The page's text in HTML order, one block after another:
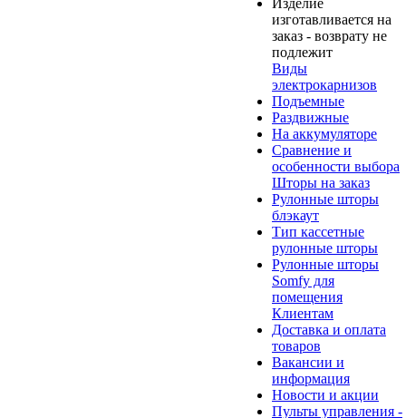
Изделие
изготавливается на
заказ - возврату не
подлежит
Виды
электрокарнизов
Подъемные
Раздвижные
На аккумуляторе
Сравнение и
особенности выбора
Шторы на заказ
Рулонные шторы
блэкаут
Тип кассетные
рулонные шторы
Рулонные шторы
Somfy для
помещения
Клиентам
Доставка и оплата
товаров
Вакансии и
информация
Новости и акции
Пульты управления -